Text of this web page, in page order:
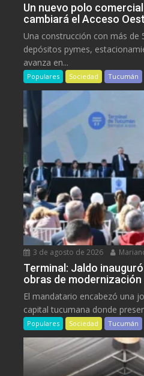
Un nuevo polo
cambiará el Acceso
Una construcción con más de
depósitos pymes,
avanza en...
Populares Sociedad Tucumán
3 de agosto de 2026
Terminal: Jaldo
obras de modernización
El mandatario encabezó una
capital tucumana donde
Populares Sociedad Tucumán